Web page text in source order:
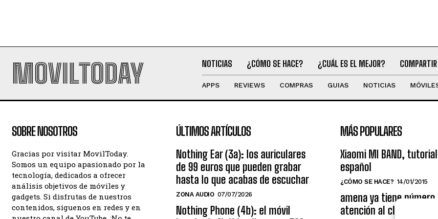
MOVILTODAY NOTICIAS ¿CÓMO SE HACE? ¿CUÁL ES EL MEJOR? COMPARTIR
APPS REVIEWS COMPRAS GUIAS NOTICIAS
SOBRE NOSOTROS
Gracias por visitar MovilToday.
Somos un equipo apasionado por la
tecnología, dedicados a ofrecer
análisis objetivos de móviles y
gadgets. Si disfrutas de nuestros
contenidos, síguenos en redes y en
ÚLTIMOS ARTÍCULOS
Nothing Ear (3a): los auriculares
de 99 euros que pueden grabar
hasta lo que acabas de escuchar
ZONA AUDIO 07/07/2026
Nothing Phone (4b): el móvil
MÁS POPULARES
Xiaomi MI BAND,
español
¿CÓMO SE HACE? 14/01/2015
amena ya tiene número
atención al cliente